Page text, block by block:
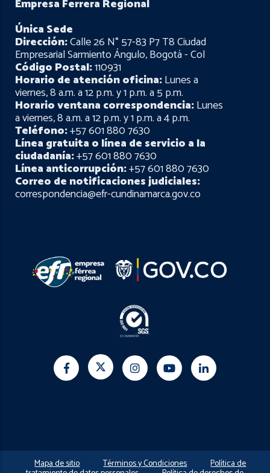
Empresa Ferrera Regional
Única Sede
Dirección:Calle 26 N° 57-83 P7 T8 Ciudad
Empresarial Sarmiento Ángulo, Bogotá - Col
Código Postal:110931
Horario de atención oficina:Lunes a
viernes, 8 a.m. a 12 p.m. y 1 p.m. a 5 p.m.
Horario ventana correspondencia:Lunes
a viernes, 8 a.m. a 12 p.m. y 1 p.m. a 4 p.m.
Teléfono:+57 601 880 7630
Línea gratuita o línea de servicio a la
ciudadanía:+57 601 880 7630
Línea anticorrupción:+57 601 880 7630
Correo de notificaciones judiciales:
correspondencia@efr-cundinamarca.gov.co
Mapa de sitio Términos y Condiciones Política de